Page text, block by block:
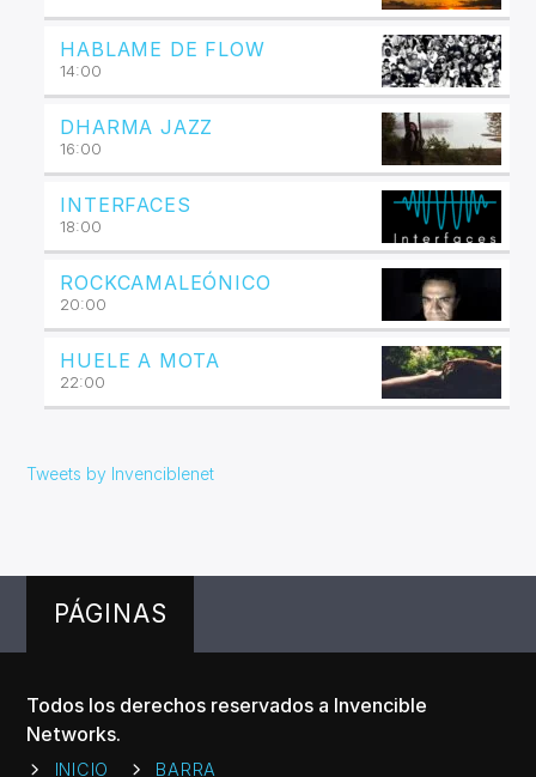
HABLAME DE FLOW
14:00
DHARMA JAZZ
16:00
INTERFACES
18:00
ROCKCAMALEÓNICO
20:00
HUELE A MOTA
22:00
Tweets by Invenciblenet
PÁGINAS
Todos los derechos reservados a Invencible
Networks.
INICIO BARRA